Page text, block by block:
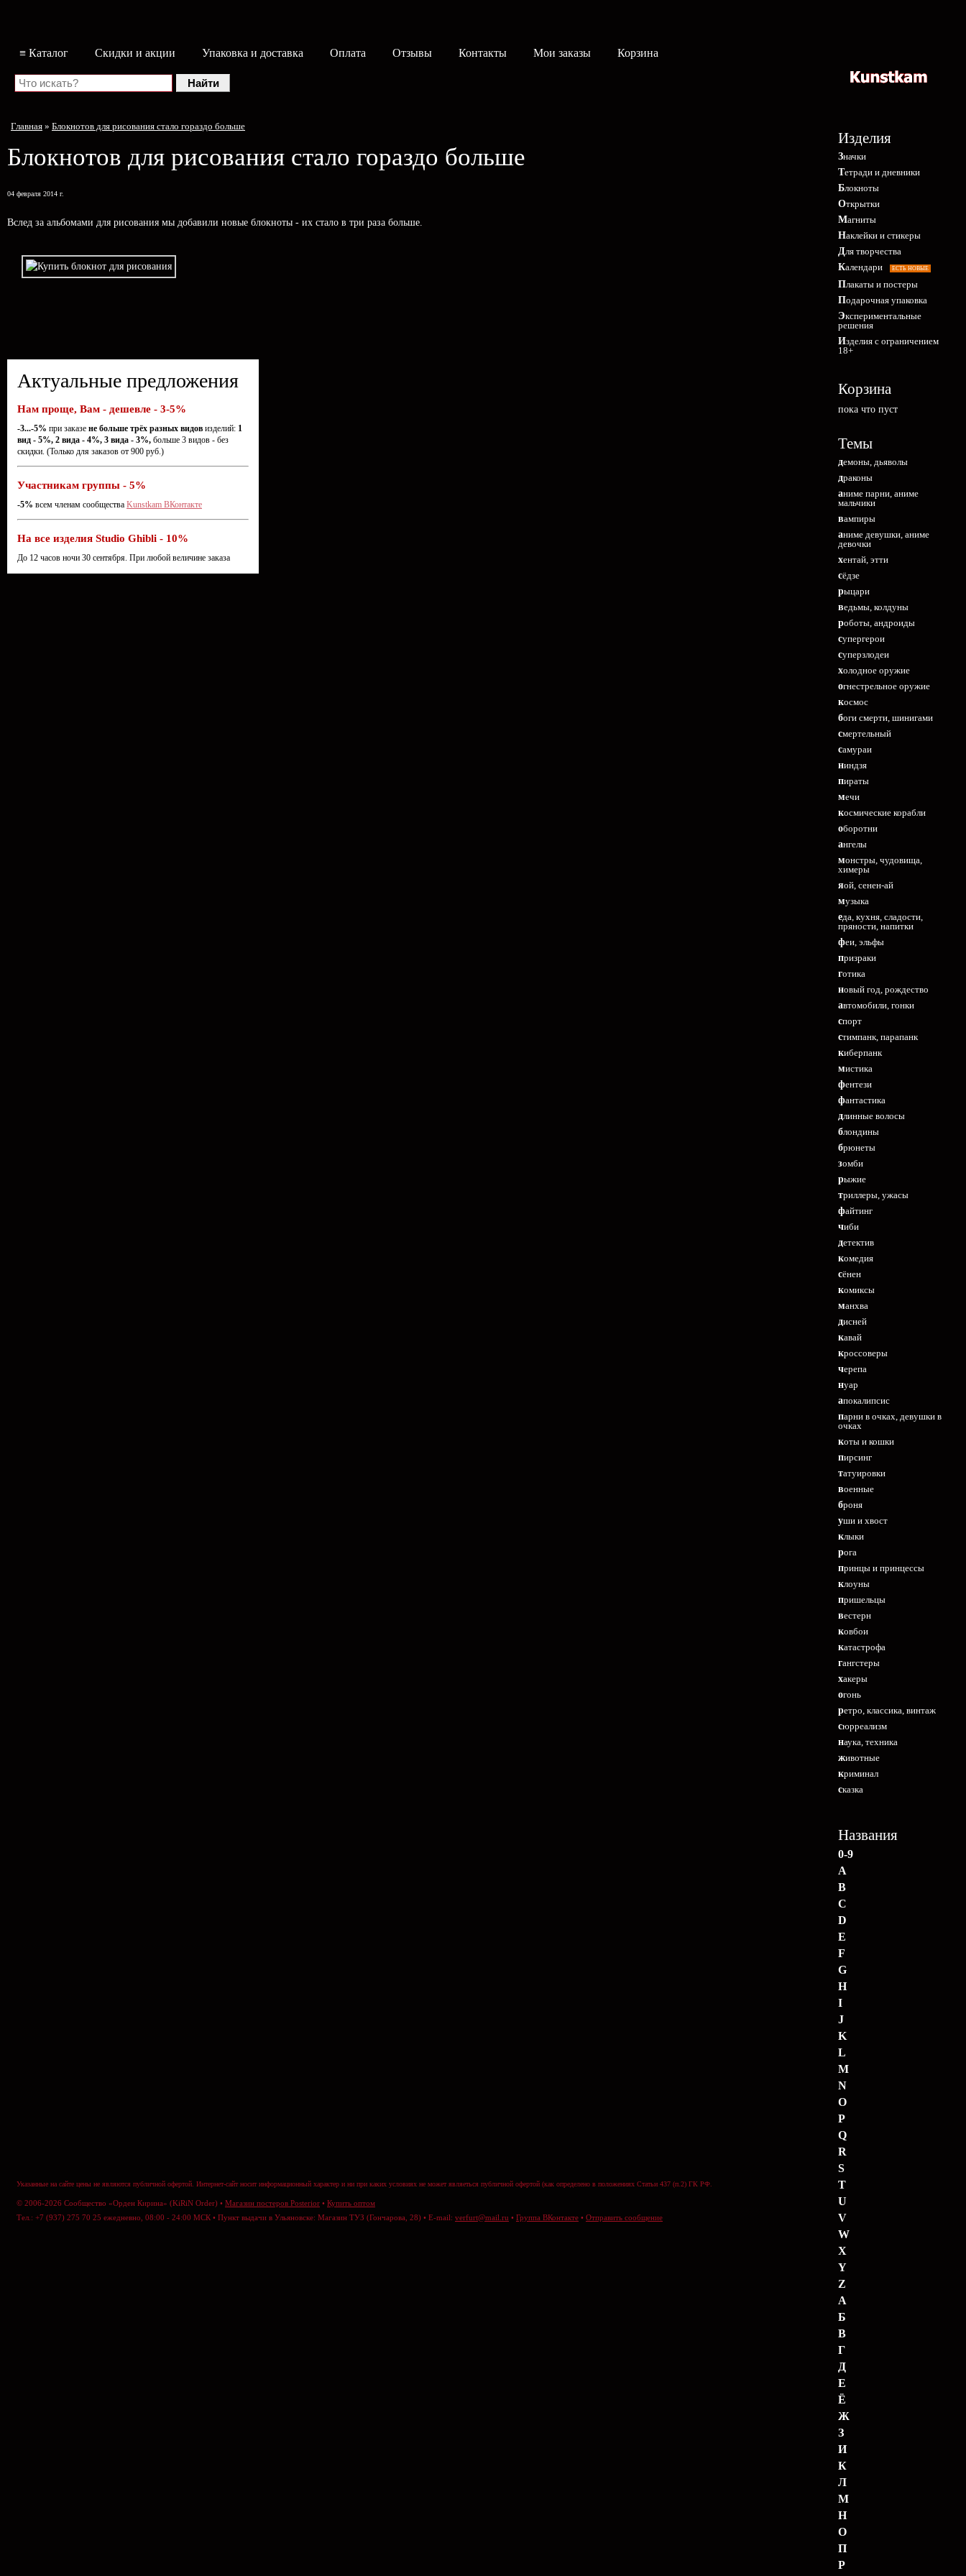
≡ Каталог Скидки и акции Упаковка и доставка Оплата Отзывы Контакты Мои заказы Корзина
Главная » Блокнотов для рисования стало гораздо больше
Блокнотов для рисования стало гораздо больше
04 февраля 2014 г.
Вслед за альбомами для рисования мы добавили новые блокноты - их стало в три раза больше.
Актуальные предложения
Нам проще, Вам - дешевле - 3-5%
-3...-5% при заказе не больше трёх разных видов изделий: 1
вид - 5%, 2 вида - 4%, 3 вида - 3%, больше 3 видов - без
скидки. (Только для заказов от 900 руб.)
Участникам группы - 5%
-5% всем членам сообщества Kunstkam ВКонтакте
На все изделия Studio Ghibli - 10%
До 12 часов ночи 30 сентября. При любой величине заказа
Изделия
Значки
Тетради и дневники
Блокноты
Открытки
Магниты
Наклейки и стикеры
Для творчества
Календари
ЕСТЬ НОВЫЕ
Плакаты и постеры
Подарочная упаковка
Экспериментальные
решения
Изделия с ограничением
18+
Корзина
пока что пуст
Темы
демоны, дьяволы
драконы
аниме парни, аниме
мальчики
вампиры
аниме девушки, аниме
девочки
хентай, этти
сёдзе
рыцари
ведьмы, колдуны
роботы, андроиды
супергерои
суперзлодеи
холодное оружие
огнестрельное оружие
космос
боги смерти, шинигами
смертельный
самураи
ниндзя
пираты
мечи
космические корабли
оборотни
ангелы
монстры, чудовища,
химеры
яой, сенен-ай
музыка
еда, кухня, сладости,
пряности, напитки
феи, эльфы
призраки
готика
новый год, рождество
автомобили, гонки
спорт
стимпанк, парапанк
киберпанк
мистика
фентези
фантастика
длинные волосы
блондины
брюнеты
зомби
рыжие
триллеры, ужасы
файтинг
чиби
детектив
комедия
сёнен
комиксы
манхва
дисней
кавай
кроссоверы
черепа
нуар
апокалипсис
парни в очках, девушки в
очках
коты и кошки
пирсинг
татуировки
военные
броня
уши и хвост
клыки
рога
принцы и принцессы
клоуны
пришельцы
вестерн
ковбои
катастрофа
гангстеры
хакеры
огонь
ретро, классика, винтаж
сюрреализм
наука, техника
животные
криминал
сказка
Названия
0-9
A
B
C
D
E
F
G
H
I
J
K
L
M
N
O
P
Q
R
S
T
U
V
W
X
Y
Z
А
Б
В
Г
Д
Е
Ё
Ж
З
И
К
Л
М
Н
О
П
Р
Указанные на сайте цены не являются публичной офертой. Интернет-сайт носит информационный характер и ни при каких условиях не может являеться публичной офертой (как определено в положениях Статьи 437 (п.2) ГК РФ.
© 2006-2026 Сообщество «Орден Кирина» (KiRiN Order) • Магазин постеров Posterior • Купить оптом
Тел.: +7 (937) 275 70 25 ежедневно, 08:00 - 24:00 МСК • Пункт выдачи в Ульяновске: Магазин ТУЗ (Гончарова, 28) • E-mail: verfurt@mail.ru • Группа ВКонтакте • Отправить сообщение